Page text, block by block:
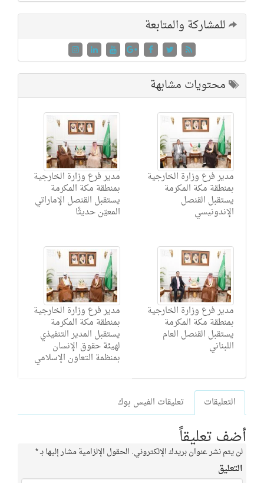
للمشاركة والمتابعة
محتويات مشابهة
مدير فرع وزارة الخارجية
بمنطقة مكة المكرمة
يستقبل القنصل الإماراتي
المعيّن حديثًا
مدير فرع وزارة الخارجية
بمنطقة مكة المكرمة
يستقبل القنصل
الإندونيسي
مدير فرع وزارة الخارجية
بمنطقة مكة المكرمة
يستقبل المدير التنفيذي
لهيئة حقوق الإنسان
بمنظمة التعاون الإسلامي
مدير فرع وزارة الخارجية
بمنطقة مكة المكرمة
يستقبل القنصل العام
اللبناني
التعليقات تعليقات الفيس بوك
أضف تعليقاً
لن يتم نشر عنوان بريدك الإلكتروني. الحقول الإلزامية مشار إليها بـ*
التعليق